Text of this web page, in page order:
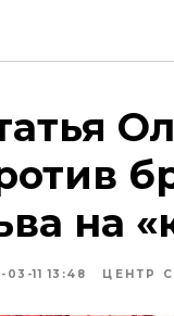
на
03-11 13:48 ЦЕНТР